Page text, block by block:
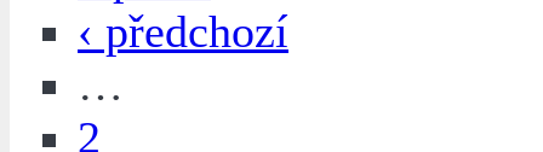
‹ předchozí
…
2